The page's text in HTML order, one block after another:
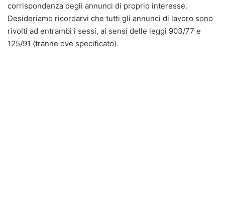
corrispondenza degli annunci di proprio interesse.
Desideriamo ricordarvi che tutti gli annunci di lavoro sono
rivolti ad entrambi i sessi, ai sensi delle leggi 903/77 e
125/91 (tranne ove specificato).